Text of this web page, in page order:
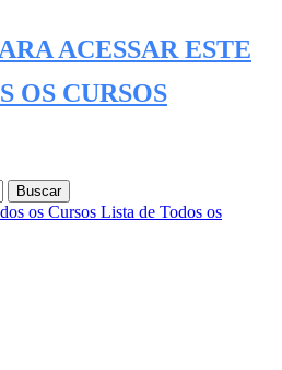
ACESSAR ESTE
OS CURSOS
Buscar
os Cursos Lista de Todos os